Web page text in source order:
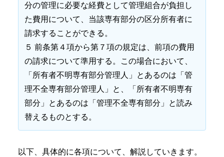
分の管理に必要な経費として管理組合が負担し
た費用について、当該専有部分の区分所有者に
請求することができる。
５ 前条第４項から第７項の規定は、前項の費用
の請求について準用する。この場合において、
「所有者不明専有部分管理人」とあるのは「管
理不全専有部分管理人」と、「所有者不明専有
部分」とあるのは「管理不全専有部分」と読み
替えるものとする。
以下、具体的に各項について、解説していきます。